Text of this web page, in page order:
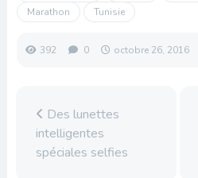
Marathon
Tunisie
392 0 octobre 26, 2016
Des lunettes
intelligentes
spéciales selfies